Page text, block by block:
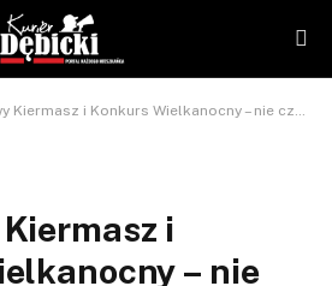
i Konkurs Wielkanocny – nie czekaj, weź udział!
i
– nie